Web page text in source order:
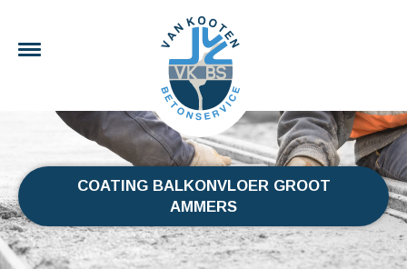
COATING BALKONVLOER GROOT
AMMERS